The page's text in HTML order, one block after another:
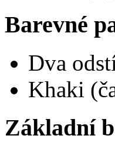
Barevné
Dva
Khaki
Základní